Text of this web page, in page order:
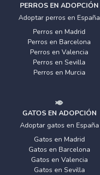
PERROS EN ADOPCIÓN
Adoptar perros en España
Perros en Madrid
Perros en Barcelona
Perros en Valencia
Perros en Sevilla
Perros en Murcia
GATOS EN ADOPCIÓN
Adoptar gatos en España
Gatos en Madrid
Gatos en Barcelona
Gatos en Valencia
Gatos en Sevilla